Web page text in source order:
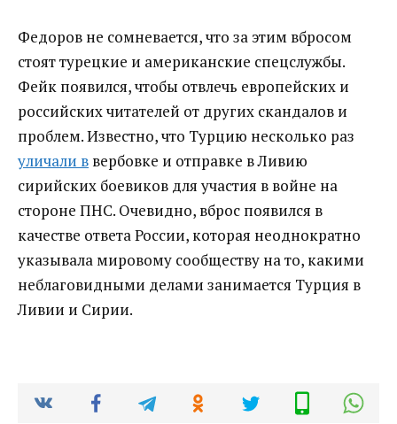
Федоров не сомневается, что за этим вбросом
стоят турецкие и американские спецслужбы.
Фейк появился, чтобы отвлечь европейских и
российских читателей от других скандалов и
проблем. Известно, что Турцию несколько раз
уличали в вербовке и отправке в Ливию
сирийских боевиков для участия в войне на
стороне ПНС. Очевидно, вброс появился в
качестве ответа России, которая неоднократно
указывала мировому сообществу на то, какими
неблаговидными делами занимается Турция в
Ливии и Сирии.